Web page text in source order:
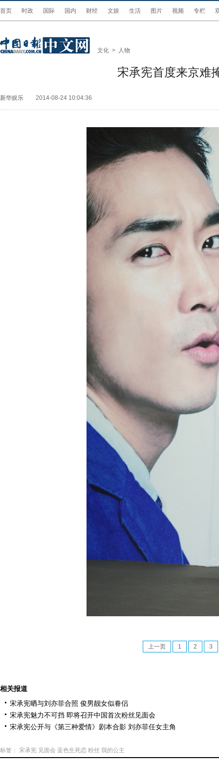
首页 时政 国际 国内 财经 文娱 生活 图片 视频 专栏
文化 > 人物
宋承宪首度来京难
新华娱乐 2014-08-24 10:04:36
上一页 1 2 3
相关报道
宋承宪晒与刘亦菲合照 俊男靓女似眷侣
宋承宪魅力不可挡 即将召开中国首次粉丝见面会
宋承宪公开与《第三种爱情》剧本合影 刘亦菲任女主角
标签： 宋承宪 见面会 蓝色生死恋 粉丝 我的公主